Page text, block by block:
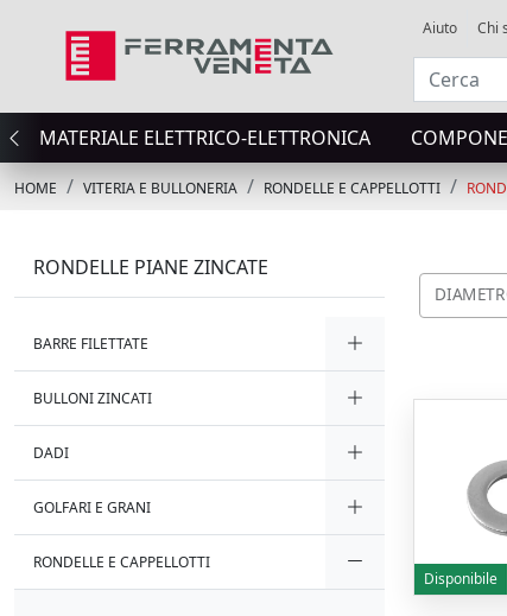
Aiuto Chi
MATERIALE ELETTRICO-ELETTRONICA
HOME VITERIA E BULLONERIA RONDELLE E CAPPELLOTTI
RONDELLE PIANE ZINCATE
BARRE FILETTATE
BULLONI ZINCATI
DADI
GOLFARI E GRANI
RONDELLE E CAPPELLOTTI
Disponibile